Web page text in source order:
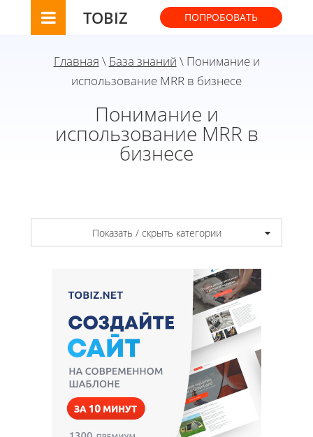
TOBIZ ПОПРОБОВАТЬ
Главная \ База знаний \ Понимание и
использование MRR в бизнесе
Понимание и
использование MRR в
бизнесе
Показать / скрыть категории